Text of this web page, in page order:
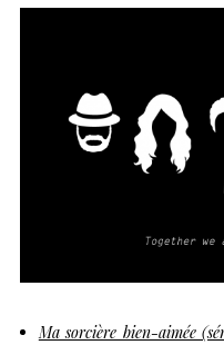
Ma sorcière bien-aimée